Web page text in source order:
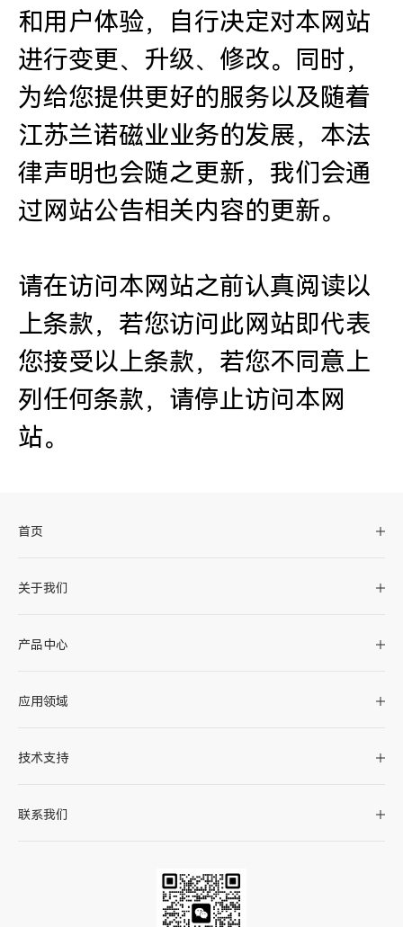
和用户体验，自行决定对本网站
进行变更、升级、修改。同时，
为给您提供更好的服务以及随着
江苏兰诺磁业业务的发展，本法
律声明也会随之更新，我们会通
过网站公告相关内容的更新。
请在访问本网站之前认真阅读以
上条款，若您访问此网站即代表
您接受以上条款，若您不同意上
列任何条款，请停止访问本网
站。
首页
关于我们
产品中心
应用领域
技术支持
联系我们